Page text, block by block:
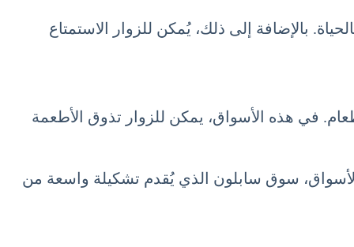
بالإضافة إلى ذلك، يُمكن للزوار الاستمتاع
في هذه الأسواق، يمكن للزوار تذوق الأطعمة
سوق سابلون الذي يُقدم تشكيلة واسعة من